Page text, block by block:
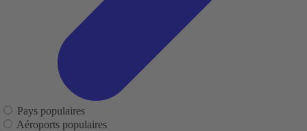
Pays populaires
Aéroports populaires